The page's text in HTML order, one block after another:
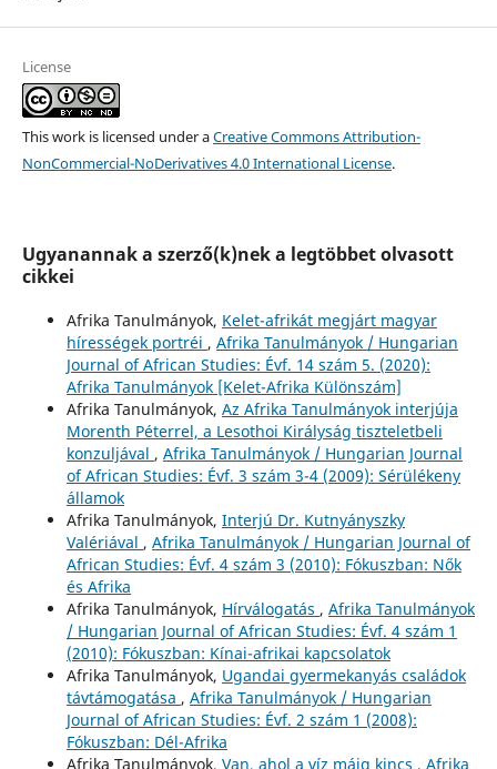
License
This work is licensed under aCreative Commons Attribution-
NonCommercial-NoDerivatives 4.0 International License.
Ugyanannak a szerző(k)nek a legtöbbet olvasott
cikkei
Afrika Tanulmányok, Kelet-afrikát megjárt magyar
hírességek portréi , Afrika Tanulmányok / Hungarian
Journal of African Studies: Évf. 14 szám 5. (2020):
Afrika Tanulmányok [Kelet-Afrika Különszám]
Afrika Tanulmányok, Az Afrika Tanulmányok interjúja
Morenth Péterrel, a Lesothoi Királyság tiszteletbeli
konzuljával , Afrika Tanulmányok / Hungarian Journal
of African Studies: Évf. 3 szám 3-4 (2009): Sérülékeny
államok
Afrika Tanulmányok, Interjú Dr. Kutnyányszky
Valériával , Afrika Tanulmányok / Hungarian Journal of
African Studies: Évf. 4 szám 3 (2010): Fókuszban: Nők
és Afrika
Afrika Tanulmányok, Hírválogatás , Afrika Tanulmányok
/ Hungarian Journal of African Studies: Évf. 4 szám 1
(2010): Fókuszban: Kínai-afrikai kapcsolatok
Afrika Tanulmányok, Ugandai gyermekanyás családok
távtámogatása , Afrika Tanulmányok / Hungarian
Journal of African Studies: Évf. 2 szám 1 (2008):
Fókuszban: Dél-Afrika
Afrika Tanulmányok, Van, ahol a víz máig kincs , Afrika